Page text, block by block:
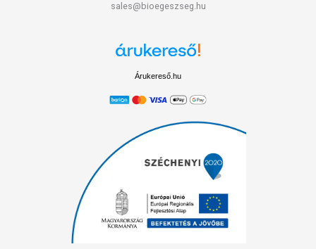
sales@bioegeszseg.hu
Árukereső.hu